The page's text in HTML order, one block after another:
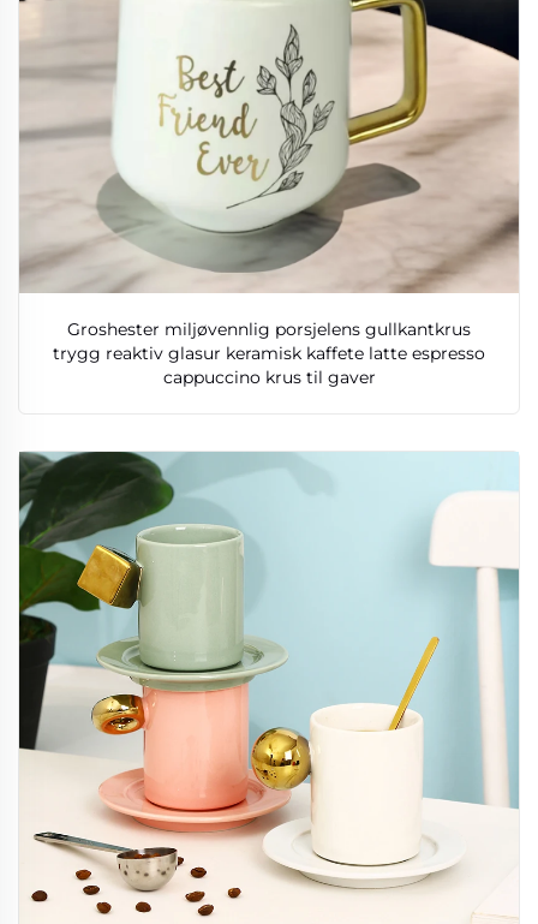
Groshester miljøvennlig porsjelens gullkantkrus
trygg reaktiv glasur keramisk kaffete latte espresso
cappuccino krus til gaver